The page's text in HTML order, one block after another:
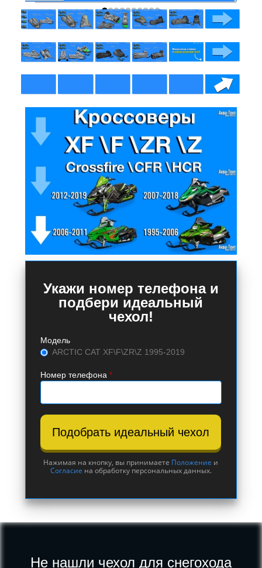
Укажи номер телефона и
подбери идеальный
чехол!
Модель
ARCTIC CAT XF\F\ZR\Z 1995-2019
Номер телефона *
Подобрать идеальный чехол
Нажимая на кнопку, вы принимаете Положение и
Согласие на обработку персональных данных.
Не нашли чехол для снегохода